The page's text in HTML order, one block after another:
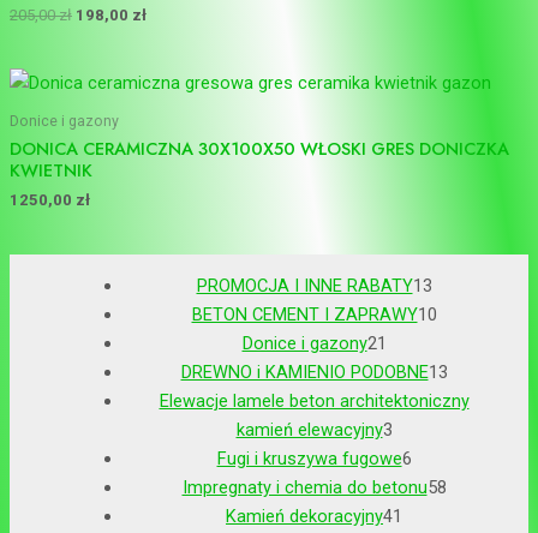
205,00zł 198,00 zł
Donice i gazony
DONICA CERAMICZNA 30X100X50 WŁOSKI GRES DONICZKA
KWIETNIK
1250,00 zł
PROMOCJA I INNE RABATY13
BETON CEMENT I ZAPRAWY10
Donice i gazony21
DREWNO i KAMIENIO PODOBNE13
Elewacje lamele beton architektoniczny
kamień elewacyjny3
Fugi i kruszywa fugowe6
Impregnaty i chemia do betonu58
Kamień dekoracyjny41